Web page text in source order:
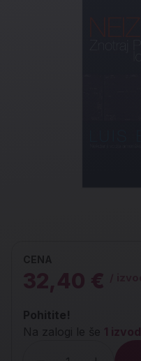
CENA
32,40 €
Pohitite!
Na zalogi le še 1 izvod